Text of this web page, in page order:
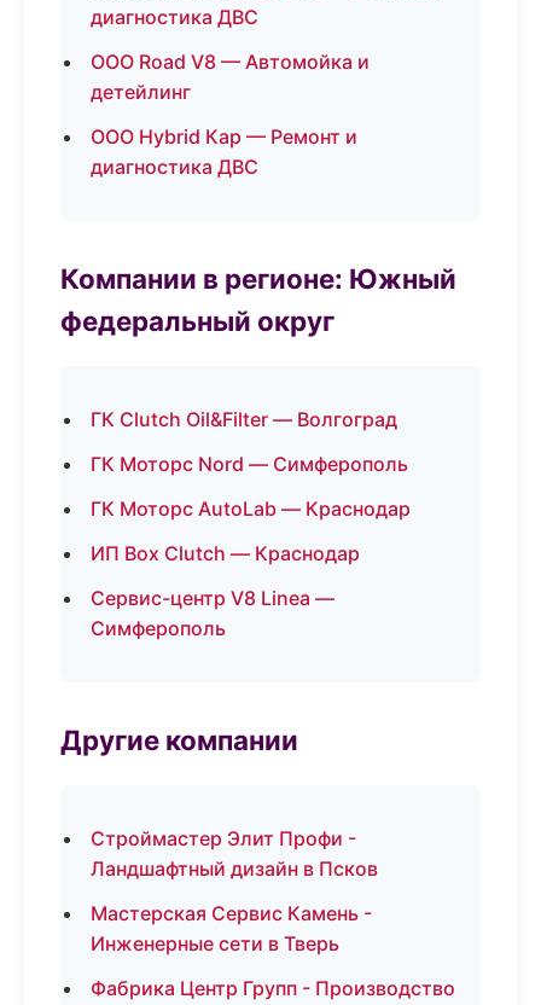
диагностика ДВС
ООО Road V8 — Автомойка и
детейлинг
ООО Hybrid Кар — Ремонт и
диагностика ДВС
Компании в регионе: Южный
федеральный округ
ГК Clutch Oil&Filter — Волгоград
ГК Моторс Nord — Симферополь
ГК Моторс AutoLab — Краснодар
ИП Box Clutch — Краснодар
Сервис-центр V8 Linea —
Симферополь
Другие компании
Строймастер Элит Профи -
Ландшафтный дизайн в Псков
Мастерская Сервис Камень -
Инженерные сети в Тверь
Фабрика Центр Групп - Производство